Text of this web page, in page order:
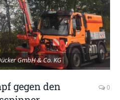
GmbH & Co. KG
gegen den
0